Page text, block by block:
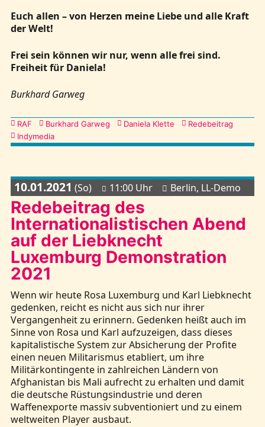
Euch allen – von Herzen meine Liebe und alle Kraft
der Welt!
Frei sein können wir nur, wenn alle frei sind.
Freiheit für Daniela!
Burkhard Garweg
Kategorien
RAF Burkhard Garweg Daniela Klette
Redebeitrag
Indymedia
10.01.2021 (So) 11:00 Uhr Berlin, LL-Demo
Redebeitrag des
Internationalistischen Abend
auf der Liebknecht
Luxemburg Demonstration
2021
Wenn wir heute Rosa Luxemburg und Karl Liebknecht
gedenken, reicht es nicht aus sich nur ihrer
Vergangenheit zu erinnern. Gedenken heißt auch im
Sinne von Rosa und Karl aufzuzeigen, dass dieses
kapitalistische System zur Absicherung der Profite
einen neuen Militarismus etabliert, um ihre
Militärkontingente in zahlreichen Ländern von
Afghanistan bis Mali aufrecht zu erhalten und damit
die deutsche Rüstungsindustrie und deren
Waffenexporte massiv subventioniert und zu einem
weltweiten Player ausbaut.